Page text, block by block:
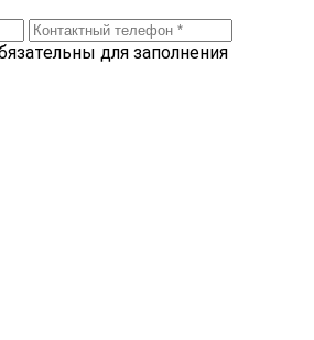
для заполнения